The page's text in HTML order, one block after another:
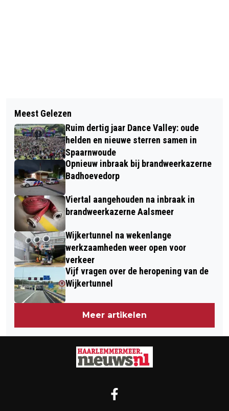
VIJFTIG ZORGAPPARTEMENTEN VOOR
OUDEREN IN NIEUW-VENNEP
ZWAAR VERKEERSONGEVAL OP A9
BIJ BADHOEVEDORP: ZEKER ÉÉN DODE
EN MEERDERE GEWONDEN
Meest Gelezen
Ruim dertig jaar Dance Valley: oude
helden en nieuwe sterren samen in
Spaarnwoude
Opnieuw inbraak bij brandweerkazerne
Badhoevedorp
Viertal aangehouden na inbraak in
brandweerkazerne Aalsmeer
Wijkertunnel na wekenlange
werkzaamheden weer open voor
verkeer
Vijf vragen over de heropening van de
Wijkertunnel
Meer artikelen